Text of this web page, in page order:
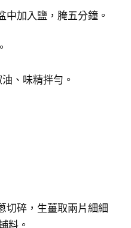
中加入鹽，腌五分鐘。
、味精拌勻。
切碎，生薑取兩片細細
料。